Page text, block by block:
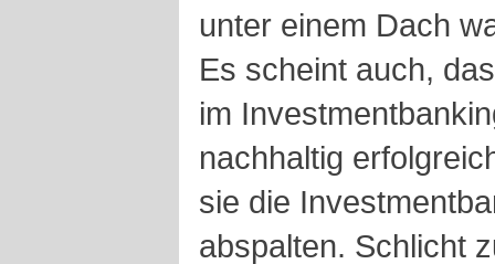
unter einem Dach
Es scheint auch,
im
nachhaltig
sie die
abspalten. Schlicht